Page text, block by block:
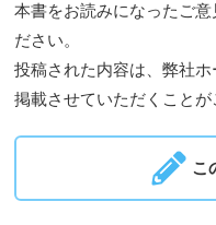
本書をお読みになったご
ださい。
投稿された内容は、弊社
掲載させていただくことが
こ